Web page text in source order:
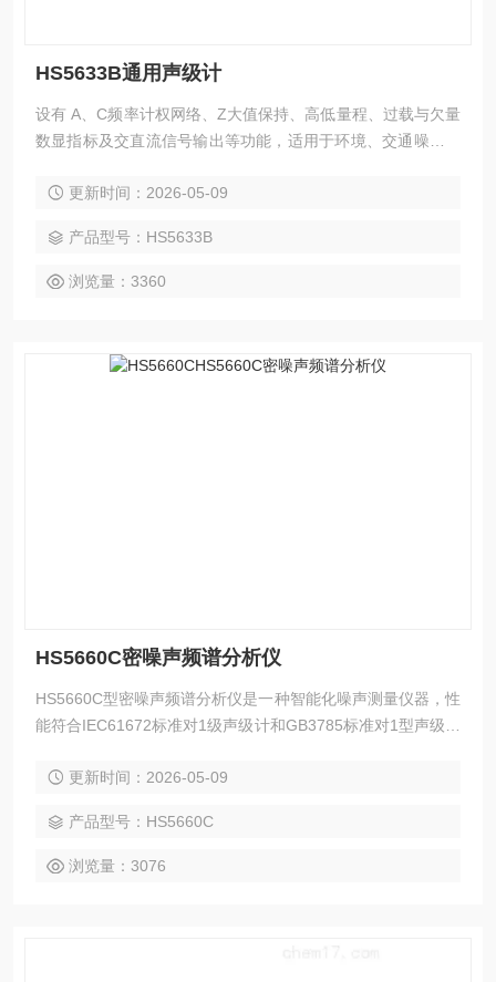
HS5633B通用声级计
设有 A、C频率计权网络、Z大值保持、高低量程、过载与欠量
数显指标及交直流信号输出等功能，适用于环境、交通噪声、
更新时间：2026-05-09
产品型号：HS5633B
浏览量：3360
HS5660C密噪声频谱分析仪
HS5660C型密噪声频谱分析仪是一种智能化噪声测量仪器，性
能符合IEC61672标准对1级声级计和GB3785标准对1型声级计
更新时间：2026-05-09
产品型号：HS5660C
浏览量：3076